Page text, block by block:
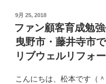
投
稿
日:
9月 25, 2018
ファン顧客育成勉
曳野市・藤井寺市
リブウェルリフォ
こんにちは、松本です（＾